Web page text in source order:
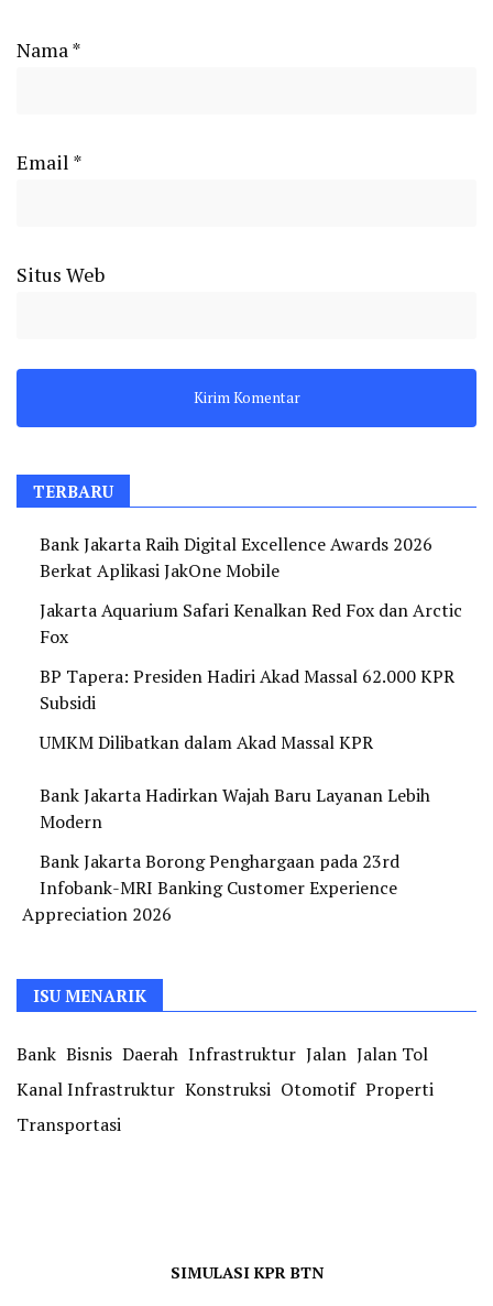
Nama*
Email *
Situs Web
TERBARU
Bank Jakarta Raih Digital Excellence Awards 2026
Berkat Aplikasi JakOne Mobile
Jakarta Aquarium Safari Kenalkan Red Fox dan Arctic
Fox
BP Tapera: Presiden Hadiri Akad Massal 62.000 KPR
Subsidi
UMKM Dilibatkan dalam Akad Massal KPR
Bank Jakarta Hadirkan Wajah Baru Layanan Lebih
Modern
Bank Jakarta Borong Penghargaan pada 23rd
Infobank-MRI Banking Customer Experience
Appreciation 2026
ISU MENARIK
Bank Bisnis Daerah Infrastruktur Jalan Jalan Tol
Kanal Infrastruktur Konstruksi Otomotif Properti
Transportasi
SIMULASI KPR BTN